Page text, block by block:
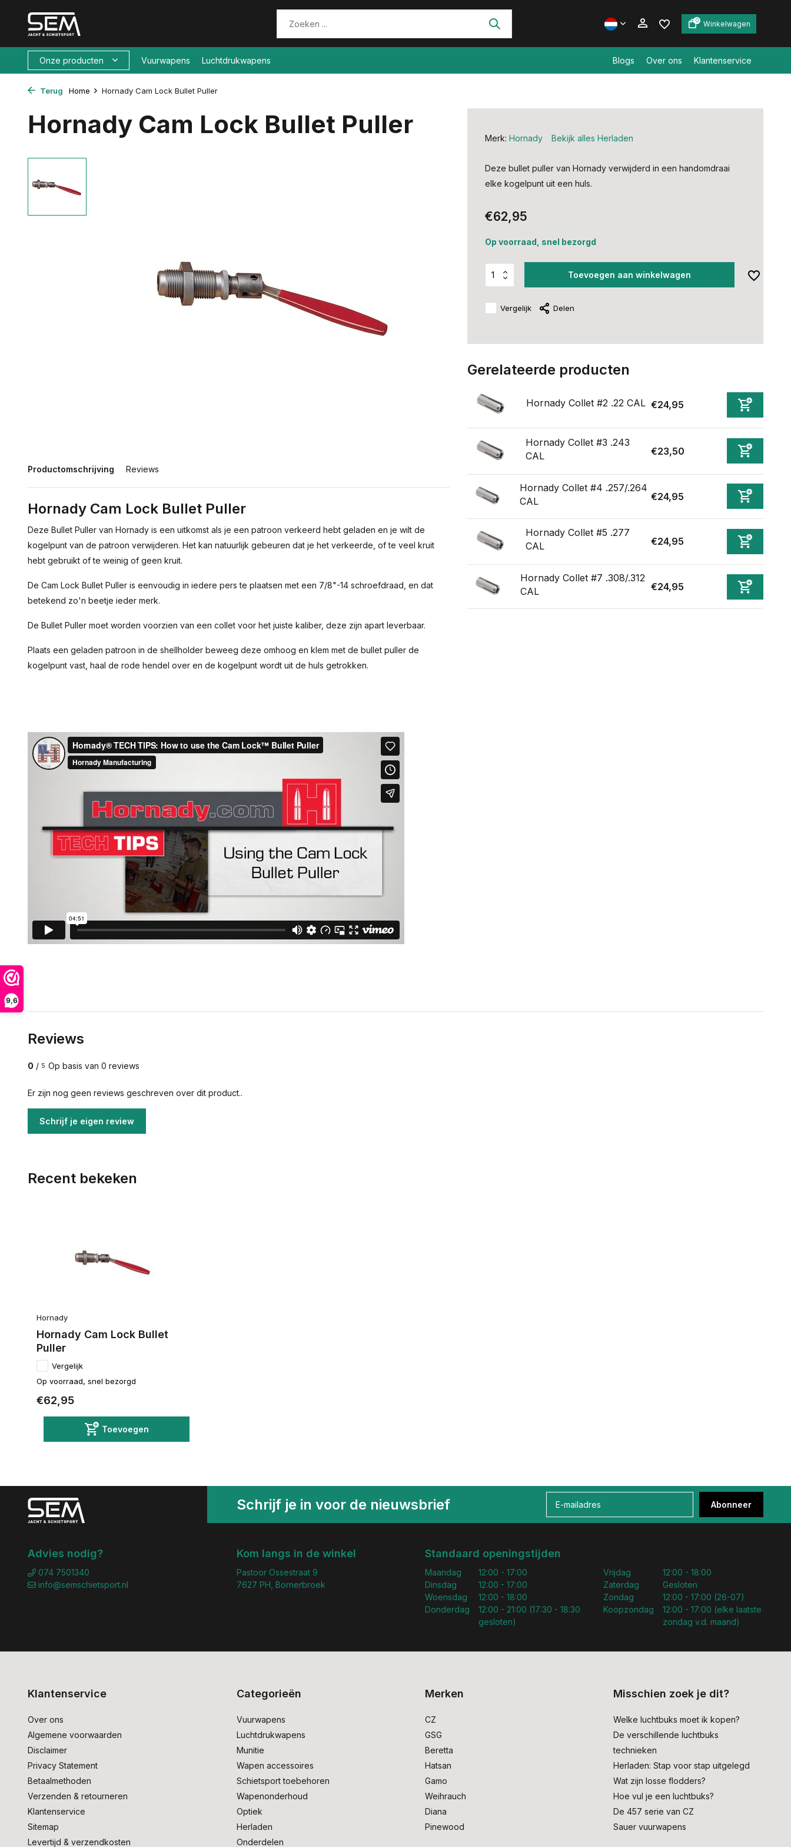
9,6
0 Winkelwagen
Onze producten Vuurwapens Luchtdrukwapens Blogs Over ons Klantenservice
Terug Home Hornady Cam Lock Bullet Puller
Hornady Cam Lock Bullet Puller
Productomschrijving Reviews
Hornady Cam Lock Bullet Puller
Deze Bullet Puller van Hornady is een uitkomst als je een patroon verkeerd hebt geladen en je wilt de
kogelpunt van de patroon verwijderen. Het kan natuurlijk gebeuren dat je het verkeerde, of te veel kruit
hebt gebruikt of te weinig of geen kruit.
De Cam Lock Bullet Puller is eenvoudig in iedere pers te plaatsen met een 7/8"-14 schroefdraad, en dat
betekend zo'n beetje ieder merk.
De Bullet Puller moet worden voorzien van een collet voor het juiste kaliber, deze zijn apart leverbaar.
Plaats een geladen patroon in de shellholder beweeg deze omhoog en klem met de bullet puller de
kogelpunt vast, haal de rode hendel over en de kogelpunt wordt uit de huls getrokken.
Merk: Hornady Bekijk alles Herladen
Deze bullet puller van Hornady verwijderd in een handomdraai
elke kogelpunt uit een huls.
€62,95
Op voorraad, snel bezorgd
Toevoegen aan winkelwagen
Vergelijk Delen
Gerelateerde producten
Hornady Collet #2 .22 CAL €24,95
Hornady Collet #3 .243
CAL
€23,50
Hornady Collet #4 .257/.264
CAL
€24,95
Hornady Collet #5 .277
CAL
€24,95
Hornady Collet #7 .308/.312
CAL
€24,95
Reviews
0 / 5 Op basis van 0 reviews
Er zijn nog geen reviews geschreven over dit product..
Schrijf je eigen review
Recent bekeken
Hornady
Hornady Cam Lock Bullet
Puller
Vergelijk
Op voorraad, snel bezorgd
€62,95
Toevoegen
Schrijf je in voor de nieuwsbrief Abonneer
Advies nodig?
074 7501340
info@semschietsport.nl
Kom langs in de winkel
Pastoor Ossestraat 9
7627 PH, Bornerbroek
Standaard openingstijden
Maandag
Dinsdag
Woensdag
Donderdag
12:00 - 17:00
12:00 - 17:00
12:00 - 18:00
12:00 - 21:00 (17:30 - 18:30
gesloten)
Vrijdag
Zaterdag
Zondag
Koopzondag
12:00 - 18:00
Gesloten
12:00 - 17:00 (26-07)
12:00 - 17:00 (elke laatste
zondag v.d. maand)
Klantenservice
Over ons
Algemene voorwaarden
Disclaimer
Privacy Statement
Betaalmethoden
Verzenden & retourneren
Klantenservice
Sitemap
Levertijd & verzendkosten
Categorieën
Vuurwapens
Luchtdrukwapens
Munitie
Wapen accessoires
Schietsport toebehoren
Wapenonderhoud
Optiek
Herladen
Onderdelen
Merken
CZ
GSG
Beretta
Hatsan
Gamo
Weihrauch
Diana
Pinewood
Misschien zoek je dit?
Welke luchtbuks moet ik kopen?
De verschillende luchtbuks
technieken
Herladen: Stap voor stap uitgelegd
Wat zijn losse flodders?
Hoe vul je een luchtbuks?
De 457 serie van CZ
Sauer vuurwapens